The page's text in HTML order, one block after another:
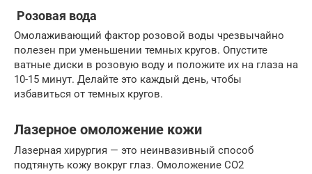
Розовая вода
Омолаживающий фактор розовой воды чрезвычайно
полезен при уменьшении темных кругов. Опустите
ватные диски в розовую воду и положите их на глаза на
10-15 минут. Делайте это каждый день, чтобы
избавиться от темных кругов.
Лазерное омоложение кожи
Лазерная хирургия — это неинвазивный способ
подтянуть кожу вокруг глаз. Омоложение CO2